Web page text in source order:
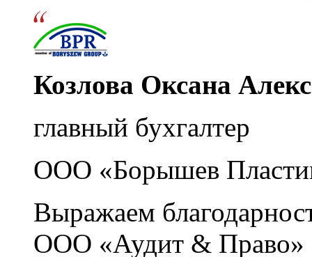
Козлова Оксана
главный бухгалтер
ООО «Борышев
Выражаем
ООО «Аудит & Право»